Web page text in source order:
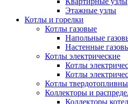
Этажные узлы
Котлы и горелки
Котлы газовые
Напольные
Настенные
Котлы электрические
Котлы
Котлы
Котлы
Коллекторы и
Коллекторы